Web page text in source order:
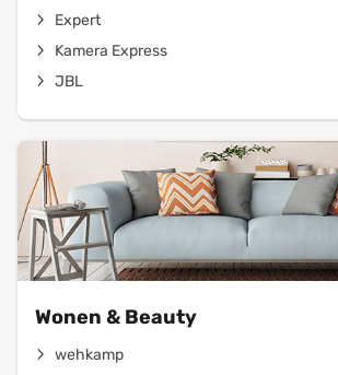
Expert
Kamera Express
JBL
Wonen & Beauty
wehkamp